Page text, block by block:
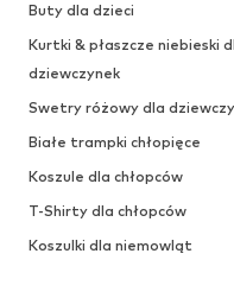
Buty dla dzieci
Kurtki & płaszcze niebieski
dziewczynek
Swetry różowy dla
Białe trampki chłopięce
Koszule dla chłopców
T-Shirty dla chłopców
Koszulki dla niemowląt